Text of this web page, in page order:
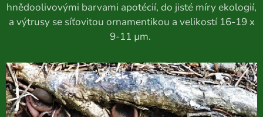
hnědoolivovými barvami apotécií, do jisté míry ekologií,
a výtrusy se síťovitou ornamentikou a velikostí 16-19 x
9-11 µm.